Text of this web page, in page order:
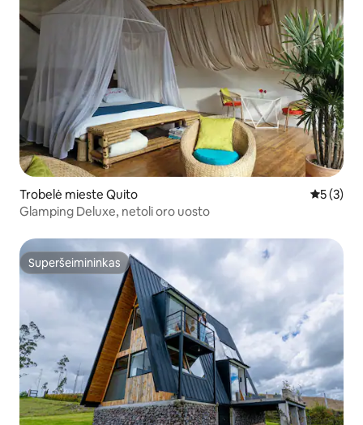
Trobelė mieste Quito Vidutinis
5 (3)
Glamping Deluxe, netoli oro uosto
Superšeimininkas
Superšeimininkas